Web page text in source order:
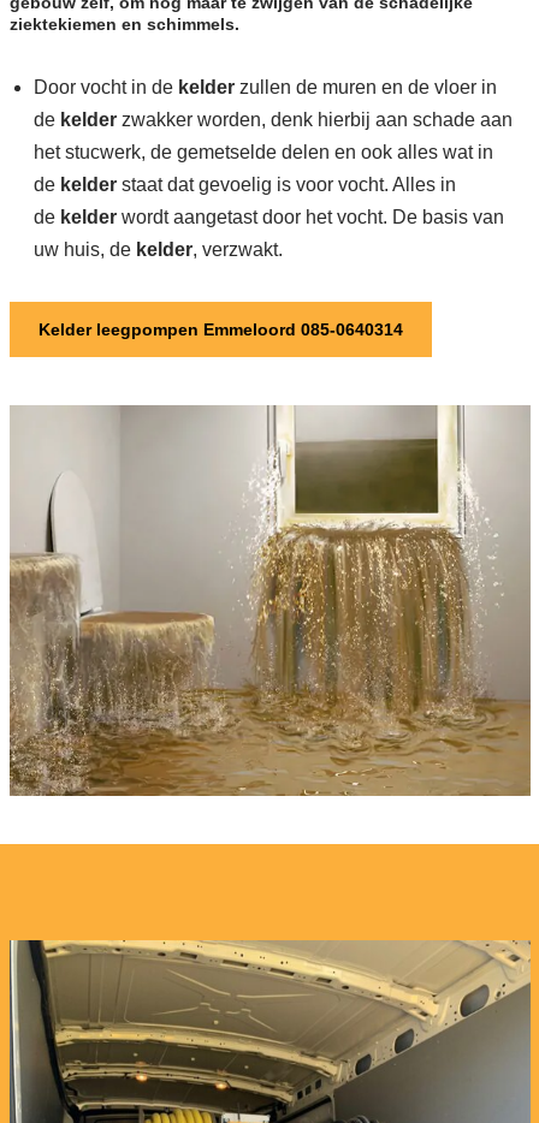
ziektekiemen en schimmels.
Door vocht in de kelderzullen de muren en de vloer in
de kelderzwakker worden, denk hierbij aan schade aan
het stucwerk, de gemetselde delen en ook alles wat in
de kelderstaat dat gevoelig is voor vocht. Alles in
de kelderwordt aangetast door het vocht. De basis van
uw huis, de kelder, verzwakt.
Kelder leegpompen Emmeloord 085-0640314